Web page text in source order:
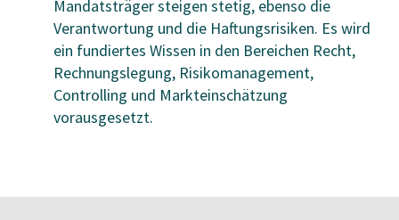
Mandatsträger steigen stetig, ebenso die
Verantwortung und die Haftungsrisiken. Es wird
ein fundiertes Wissen in den Bereichen Recht,
Rechnungslegung, Risikomanagement,
Controlling und Markteinschätzung
vorausgesetzt.